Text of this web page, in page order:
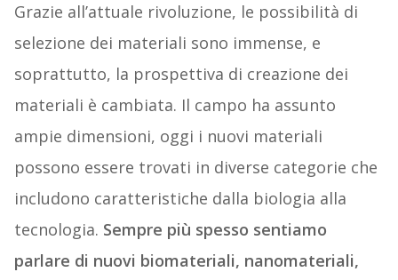
Grazie all’attuale rivoluzione, le possibilità di
selezione dei materiali sono immense, e
soprattutto, la prospettiva di creazione dei
materiali è cambiata. Il campo ha assunto
ampie dimensioni, oggi i nuovi materiali
possono essere trovati in diverse categorie che
includono caratteristiche dalla biologia alla
tecnologia. Sempre più spesso sentiamo
parlare di nuovi biomateriali, nanomateriali,